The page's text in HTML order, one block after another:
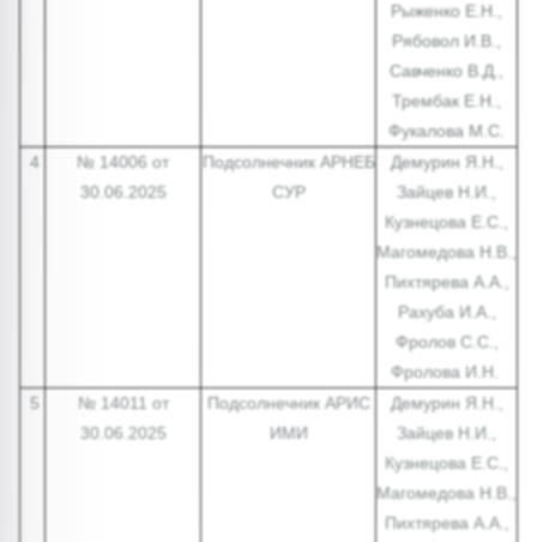
Рыженко Е.Н.,
Рябовол И.В.,
Савченко В.Д.,
Трембак Е.Н.,
Фукалова М.С.
4
№ 14006 от
30.06.2025
Подсолнечник АРНЕБ
СУР
Демурин Я.Н.,
Зайцев Н.И.,
Кузнецова Е.С.,
Магомедова Н.В.,
Пихтярева А.А.,
Рахуба И.А.,
Фролов С.С.,
Фролова И.Н.
5
№ 14011 от
30.06.2025
Подсолнечник АРИС
ИМИ
Демурин Я.Н.,
Зайцев Н.И.,
Кузнецова Е.С.,
Магомедова Н.В.,
Пихтярева А.А.,